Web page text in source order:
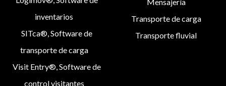
Transporte de carga
Transporte fluvial
inventarios
SITca®, Software de
transporte de carga
Visit Entry®, Software de
control visitantes